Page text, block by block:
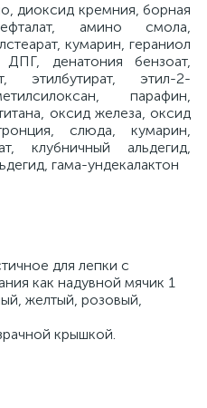
диоксид кремния, борная
амино смола,
кумарин, гераниол
ДПГ, денатония бензоат,
этилбутират, этил-2-
парафин,
оксид железа, оксид
слюда, кумарин,
клубничный альдегид,
гама-ундекалактон
для лепки с
как надувной мячик 1
желтый, розовый,
крышкой.